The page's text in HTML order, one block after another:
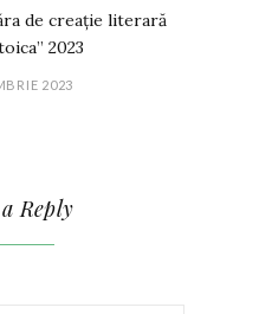
de creație literară
2023
2023
Reply